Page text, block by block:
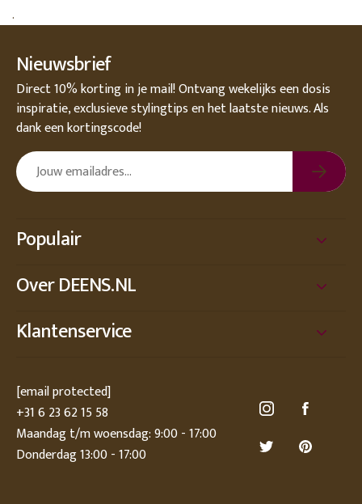
.
Nieuwsbrief
Direct 10% korting in je mail! Ontvang wekelijks een dosis
inspiratie, exclusieve stylingtips en het laatste nieuws. Als
dank een kortingscode!
Populair
Over DEENS.NL
Klantenservice
[email protected]
+31 6 23 62 15 58
Maandag t/m woensdag: 9:00 - 17:00
Donderdag 13:00 - 17:00